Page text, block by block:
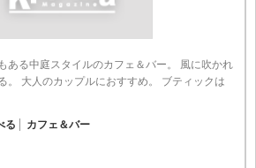
ある中庭スタイルのカフェ＆バー。 風に吹かれ
。 大人のカップルにおすすめ。 ブティックは
る カフェ＆バー